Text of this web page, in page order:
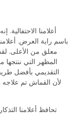
أعلامنا
باسم راية العرض.
المظهر التي
التقديمي بأفضل
لأن القماش تم
تحافظ أعلامنا